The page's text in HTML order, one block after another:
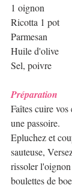
1 oignon
Ricotta 1 pot
Parmesan
Huile d'olive
Sel, poivre
Préparation
Faîtes cuire vos
une passoire.
Epluchez et
sauteuse,
rissoler
boulettes de